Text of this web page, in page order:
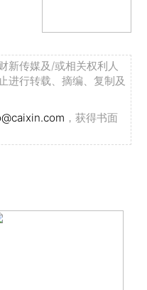
新传媒及/或相关权利人
进行转载、摘编、复制及
，获得书面